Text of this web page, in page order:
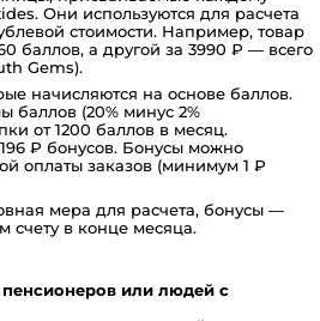
Они используются для расчета
стоимости. Например, товар
баллов, а другой за 3990 ₽ — всего
Gems).
начисляются на основе баллов.
баллов (20% минус 2%
от 1200 баллов в месяц.
₽ бонусов. Бонусы можно
оплаты заказов (минимум 1 ₽
мера для расчета, бонусы —
счету в конце месяца.
пенсионеров или людей с